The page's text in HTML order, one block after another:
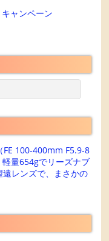
ャンペーン
FE 100-400mm F5.9-8
量654gでリーズナブ
レンズで、まさかの